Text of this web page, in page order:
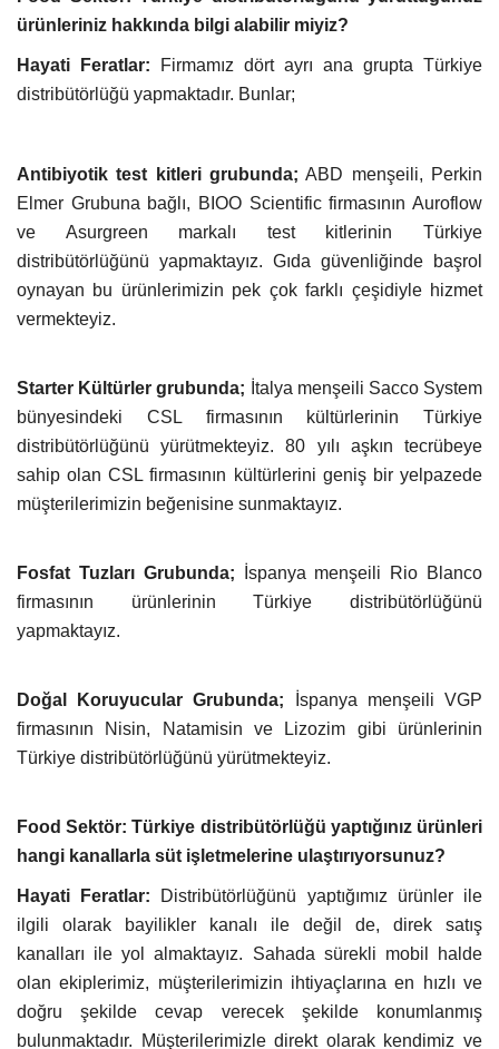
ürünleriniz hakkında bilgi alabilir miyiz?
Hayati Feratlar: Firmamız dört ayrı ana grupta Türkiye
distribütörlüğü yapmaktadır. Bunlar;
Antibiyotik test kitleri grubunda; ABD menşeili, Perkin
Elmer Grubuna bağlı, BIOO Scientific firmasının Auroflow
ve Asurgreen markalı test kitlerinin Türkiye
distribütörlüğünü yapmaktayız. Gıda güvenliğinde başrol
oynayan bu ürünlerimizin pek çok farklı çeşidiyle hizmet
vermekteyiz.
Starter Kültürler grubunda; İtalya menşeili Sacco System
bünyesindeki CSL firmasının kültürlerinin Türkiye
distribütörlüğünü yürütmekteyiz. 80 yılı aşkın tecrübeye
sahip olan CSL firmasının kültürlerini geniş bir yelpazede
müşterilerimizin beğenisine sunmaktayız.
Fosfat Tuzları Grubunda;
İspanya menşeili Rio Blanco
firmasının ürünlerinin Türkiye distribütörlüğünü
yapmaktayız.
Doğal Koruyucular Grubunda; İspanya menşeili VGP
firmasının Nisin, Natamisin ve Lizozim gibi ürünlerinin
Türkiye distribütörlüğünü yürütmekteyiz.
Food Sektör: Türkiye distribütörlüğü yaptığınız ürünleri
hangi kanallarla süt işletmelerine ulaştırıyorsunuz?
Hayati Feratlar: Distribütörlüğünü yaptığımız ürünler ile
ilgili olarak bayilikler kanalı ile değil de, direk satış
kanalları ile yol almaktayız. Sahada sürekli mobil halde
olan ekiplerimiz, müşterilerimizin ihtiyaçlarına en hızlı ve
doğru şekilde cevap verecek şekilde konumlanmış
bulunmaktadır. Müşterilerimizle direkt olarak kendimiz ve